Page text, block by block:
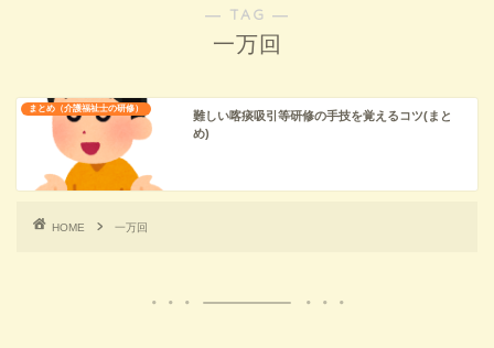
― TAG ―
一万回
まとめ（介護福祉士の研修）
難しい喀痰吸引等研修の手技を覚えるコツ(まと
め)
HOME 一万回